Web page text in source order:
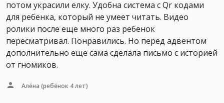
потом украсили елку. Удобна система с Qr кодами
для ребенка, который не умеет читать. Видео
ролики после еще много раз ребенок
пересматривал. Понравились. Но перед адвентом
дополнительно еще сама сделала письмо с историей
от гномиков.
Алёна (ребёнок 4 лет)